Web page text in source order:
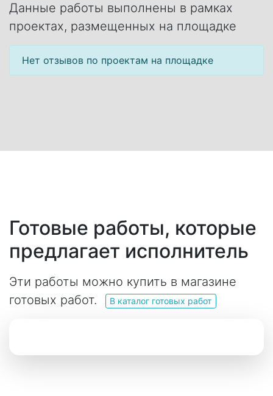
Данные работы выполнены в рамках
проектах, размещенных на площадке
Нет отзывов по проектам на площадке
Готовые работы, которые
предлагает исполнитель
Эти работы можно купить в магазине
готовых работ.
В каталог готовых работ